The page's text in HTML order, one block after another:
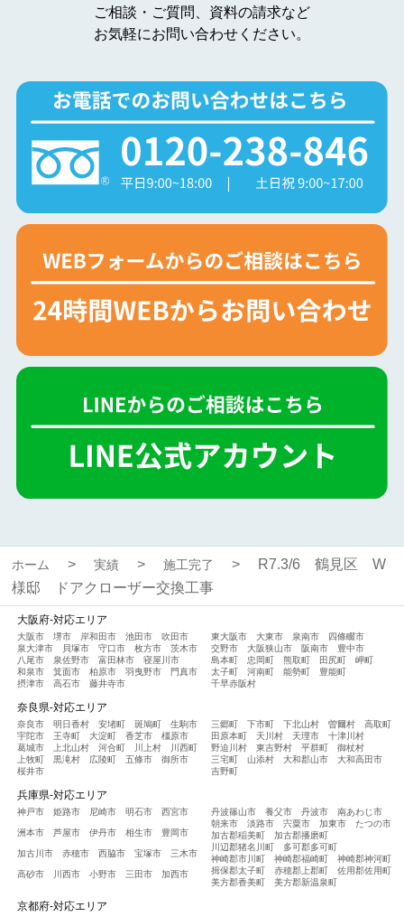
ご相談・ご質問、資料の請求など
お気軽にお問い合わせください。
ホーム 実績 施工完了
R7.3/6 鶴見区 W
様邸 ドアクローザー交換工事
大阪府-対応エリア
大阪市 堺市 岸和田市 池田市
吹田市
泉大津市
貝塚市 守口市 枚方市
茨木市
八尾市
泉佐野市 富田林市
寝屋川市
和泉市
箕面市 柏原市 羽曳野市
門真市
摂津市
高石市 藤井寺市
東大阪市 大東市 泉南市
四條畷市
交野市
大阪狭山市 阪南市
豊中市
島本町
忠岡町 熊取町 田尻町
岬町
太子町
河南町 能勢町
豊能町
千早赤阪村
奈良県-対応エリア
奈良市 明日香村 安堵町 斑鳩町
生駒市
宇陀市
王寺町 大淀町 香芝市
橿原市
葛城市
上北山村 河合町 川上村
川西町
上牧町
黒滝村 広陵町 五條市
御所市
桜井市
三郷町 下市町 下北山村 曽爾村
高取町
田原本町
天川村 天理市
十津川村
野迫川村
東吉野村 平群町
御杖村
三宅町
山添村 大和郡山市
大和高田市
吉野町
兵庫県-対応エリア
神戸市 姫路市 尼崎市 明石市 西宮市
洲本市 芦屋市 伊丹市 相生市 豊岡市
加古川市 赤穂市 西脇市 宝塚市 三木市
高砂市 川西市 小野市 三田市 加西市
丹波篠山市 養父市 丹波市
南あわじ市
朝来市
淡路市 宍粟市 加東市
たつの市
加古郡稲美町
加古郡播磨町
川辺郡猪名川町
多可郡多可町
神崎郡市川町
神崎郡福崎町
神崎郡神河町
揖保郡太子町
赤穂郡上郡町
佐用郡佐用町
美方郡香美町
美方郡新温泉町
京都府-対応エリア